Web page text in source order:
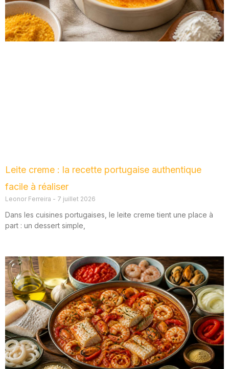
Leite creme : la recette portugaise authentique
facile à réaliser
Leonor Ferreira 7 juillet 2026
Dans les cuisines portugaises, le leite creme tient une place à
part : un dessert simple,